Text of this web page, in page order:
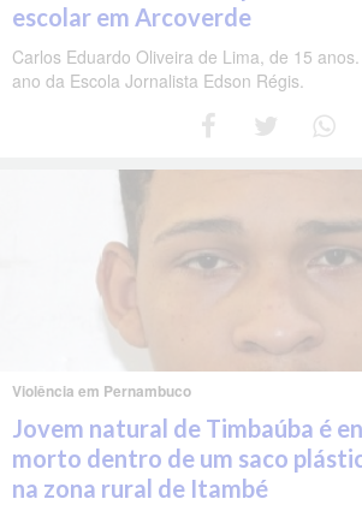
escolar em Arcoverde
Carlos Eduardo Oliveira de Lima, de 15
ano da Escola Jornalista Edson Régis.
Violência em Pernambuco
Jovem natural de Timbaúba é
morto dentro de um saco
na zona rural de Itambé